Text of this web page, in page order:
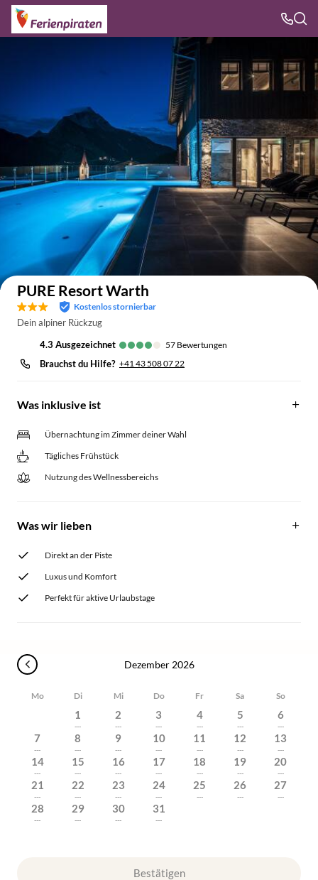
Auf der Karte anzeigen
PURE Resort Warth
Kostenlos stornierbar
Dein alpiner Rückzug
4.3
ausgezeichnet 57 Bewertungen
Brauchst du Hilfe? +41 43 508 07 22
Was inklusive ist
Übernachtung im Zimmer deiner Wahl
Tägliches Frühstück
Nutzung des Wellnessbereichs
Was wir lieben
Direkt an der Piste
Luxus und Komfort
Perfekt für aktive Urlaubstage
Dezember 2026
Mo Di Mi Do Fr Sa So
1
---
2
---
3
---
4
---
5
---
6
---
7
---
8
---
9
---
10
---
11
---
12
---
13
---
14
---
15
---
16
---
17
---
18
---
19
---
20
---
21
---
22
---
23
---
24
---
25
---
26
---
27
---
28
---
29
---
30
---
31
---
Bestätigen